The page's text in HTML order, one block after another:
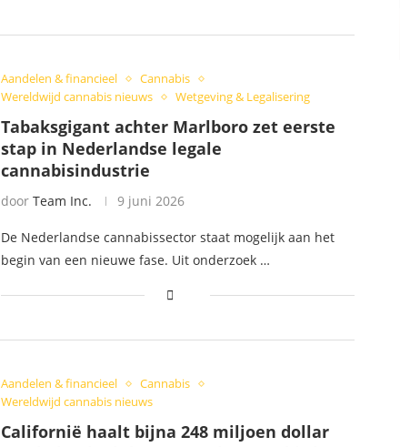
Aandelen & financieel
Cannabis
Wereldwijd cannabis nieuws
Wetgeving & Legalisering
Tabaksgigant achter Marlboro zet eerste
stap in Nederlandse legale
cannabisindustrie
door Team Inc. 9 juni 2026
De Nederlandse cannabissector staat mogelijk aan het
begin van een nieuwe fase. Uit onderzoek …
Aandelen & financieel
Cannabis
Wereldwijd cannabis nieuws
Californië haalt bijna 248 miljoen dollar